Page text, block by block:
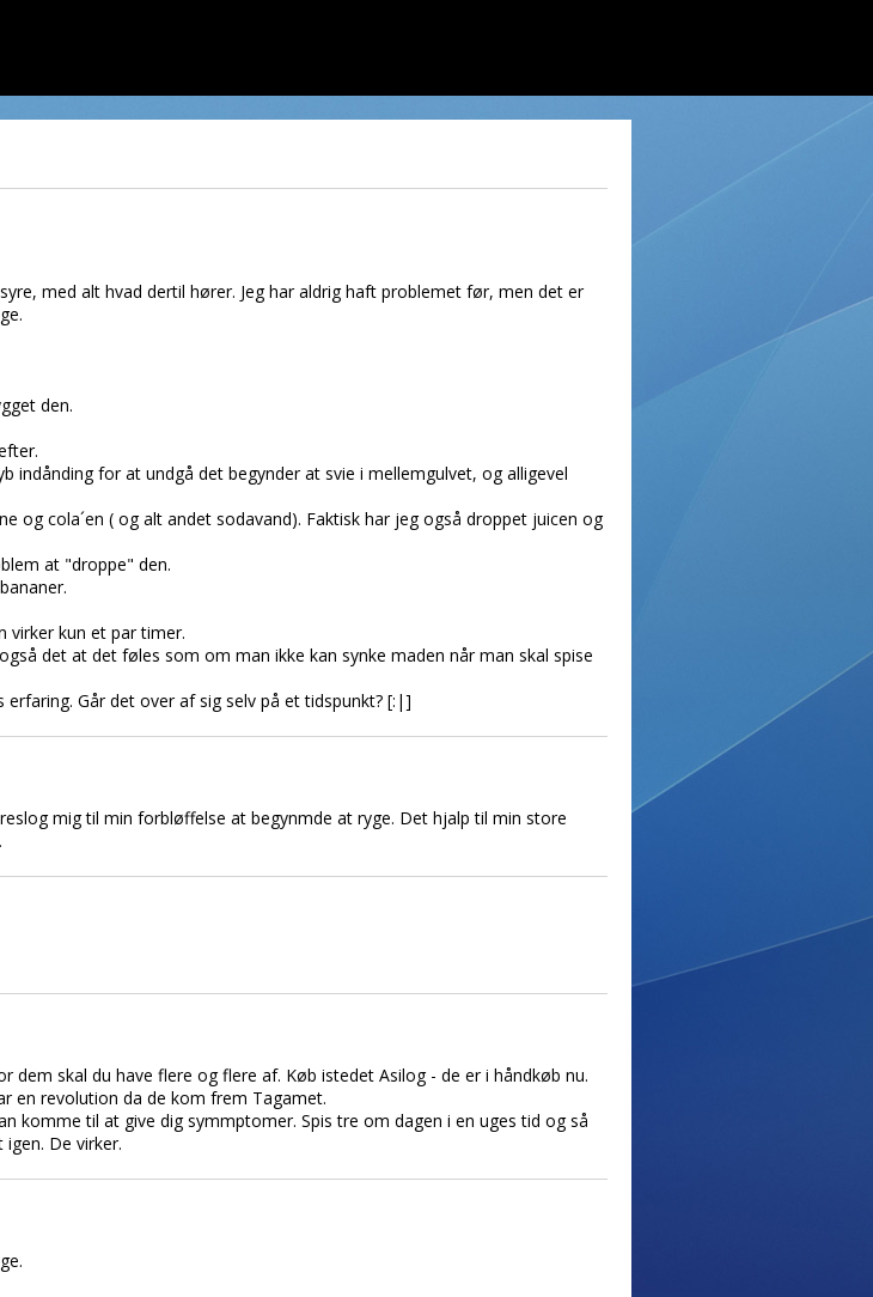
med alt hvad dertil hører. Jeg har aldrig haft problemet før, men det er
den.
indånding for at undgå det begynder at svie i mellemgulvet, og alligevel
og cola´en ( og alt andet sodavand). Faktisk har jeg også droppet juicen og
at "droppe" den.
virker kun et par timer.
det at det føles som om man ikke kan synke maden når man skal spise
Går det over af sig selv på et tidspunkt? [:|]
mig til min forbløffelse at begynmde at ryge. Det hjalp til min store
skal du have flere og flere af. Køb istedet Asilog - de er i håndkøb nu.
en revolution da de kom frem Tagamet.
komme til at give dig symmptomer. Spis tre om dagen i en uges tid og så
De virker.